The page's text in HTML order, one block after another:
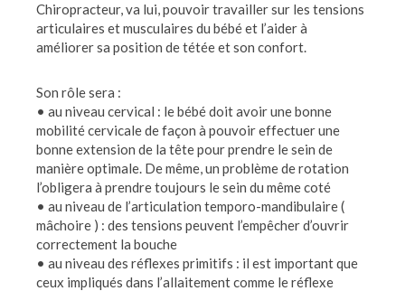
Chiropracteur, va lui, pouvoir travailler sur les tensions
articulaires et musculaires du bébé et l’aider à
améliorer sa position de tétée et son confort.
Son rôle sera :
• au niveau cervical : le bébé doit avoir une bonne
mobilité cervicale de façon à pouvoir effectuer une
bonne extension de la tête pour prendre le sein de
manière optimale. De même, un problème de rotation
l’obligera à prendre toujours le sein du même coté
• au niveau de l’articulation temporo-mandibulaire (
mâchoire ) : des tensions peuvent l’empêcher d’ouvrir
correctement la bouche
• au niveau des réflexes primitifs : il est important que
ceux impliqués dans l’allaitement comme le réflexe